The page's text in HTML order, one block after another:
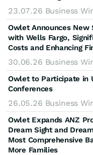
23.07.26 Business
Owlet Announces New
with Wells Fargo,
Costs and Enhancing
30.06.26 Business
Owlet to Participate in
Conferences
26.05.26 Business
Owlet Expands ANZ
Dream Sight and
Most Comprehensive
More Families